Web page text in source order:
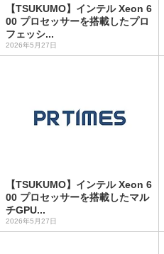
【TSUKUMO】インテル Xeon 6
00 プロセッサーを搭載したプロ
フェッシ...
2026年5月27日
【TSUKUMO】インテル Xeon 6
00 プロセッサーを搭載したマル
チGPU...
2026年5月27日